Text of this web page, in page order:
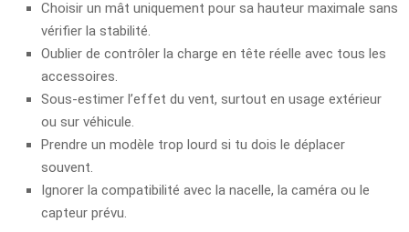
Choisir un mât uniquement pour sa hauteur maximale sans
vérifier la stabilité.
Oublier de contrôler la charge en tête réelle avec tous les
accessoires.
Sous-estimer l’effet du vent, surtout en usage extérieur
ou sur véhicule.
Prendre un modèle trop lourd si tu dois le déplacer
souvent.
Ignorer la compatibilité avec la nacelle, la caméra ou le
capteur prévu.